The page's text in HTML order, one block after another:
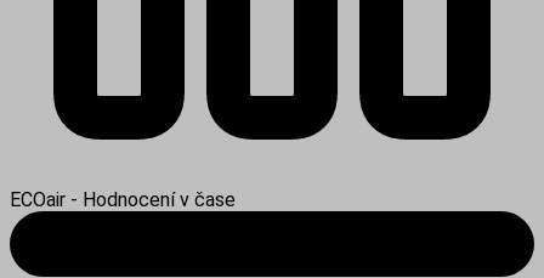
ECOair - Hodnocení v čase